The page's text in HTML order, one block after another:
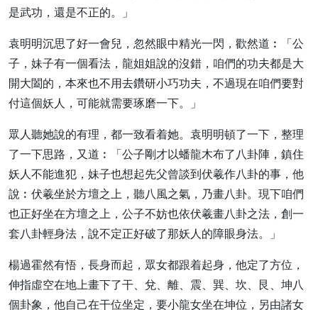
是武功，還是不正的。」
袁明明沉思了好一會兒，忽然眼中精光一閃，歡然道︰「公
子，妹子有一個看法，龍姐姐說的沒錯，咱們的功夫都是大
開大闔的，本來也不用去鑽研小巧功夫，不過現在咱們要對
付這個妖人，可能就需要琢磨一下。」
眾人聽她說的有理，都一致看着她。袁明明頓了一下，整理
了一下思路，又道︰「公子剛才以蟠龍木布了八卦陣，鎮住
妖人不能進犯，妹子也想起先父曾談到伏羲作八卦的事，他
說︰伏羲坐於方壇之上，聽八風之氣，乃畫八卦。現下咱們
也正好坐在方壇之上，公子不妨也依伏羲畫八卦之法，創一
套八卦輕身法，說不定正好破了那妖人的障眼身法。」
楊過霍然有悟，長身而起，眾女都跟着起身，他定了方位，
伸指虛空在地上畫下了干、兌、離、震、巽、坎、艮、坤八
個卦象，他自己在干位坐定，要小龍女坐在坤位，另由諸女